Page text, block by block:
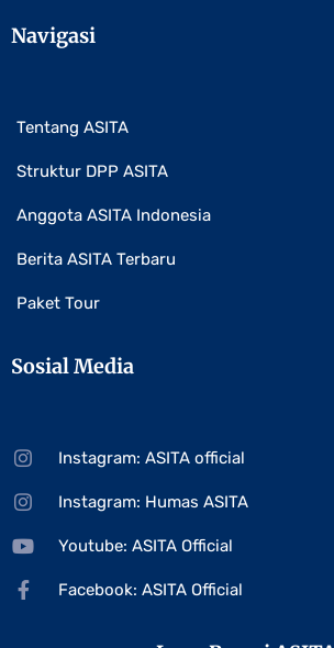
Navigasi
Tentang ASITA
Struktur DPP ASITA
Anggota ASITA Indonesia
Berita ASITA Terbaru
Paket Tour
Sosial Media
Instagram: ASITA official
Instagram: Humas ASITA
Youtube: ASITA Official
Facebook: ASITA Official